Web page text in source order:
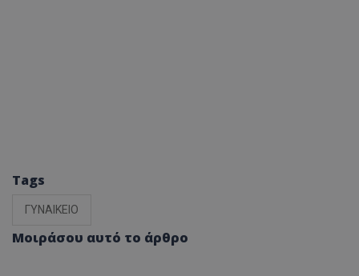
Tags
ΓΥΝΑΙΚΕΙΟ
Μοιράσου αυτό το άρθρο